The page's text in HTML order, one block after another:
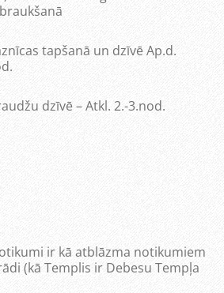
tapšanā un dzīvē Ap.d.
dzīvē – Atkl. 2.-3.nod.
ir kā atblāzma notikumiem
(kā Templis ir Debesu Tempļa